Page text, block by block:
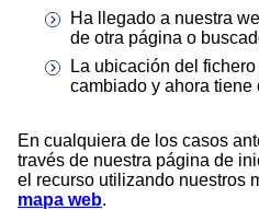
Ha llegado a nuestra
de otra página o
La ubicación del
cambiado y ahora tiene
En cualquiera de los casos
través de nuestra página de
el recurso utilizando nuestros
mapa web.